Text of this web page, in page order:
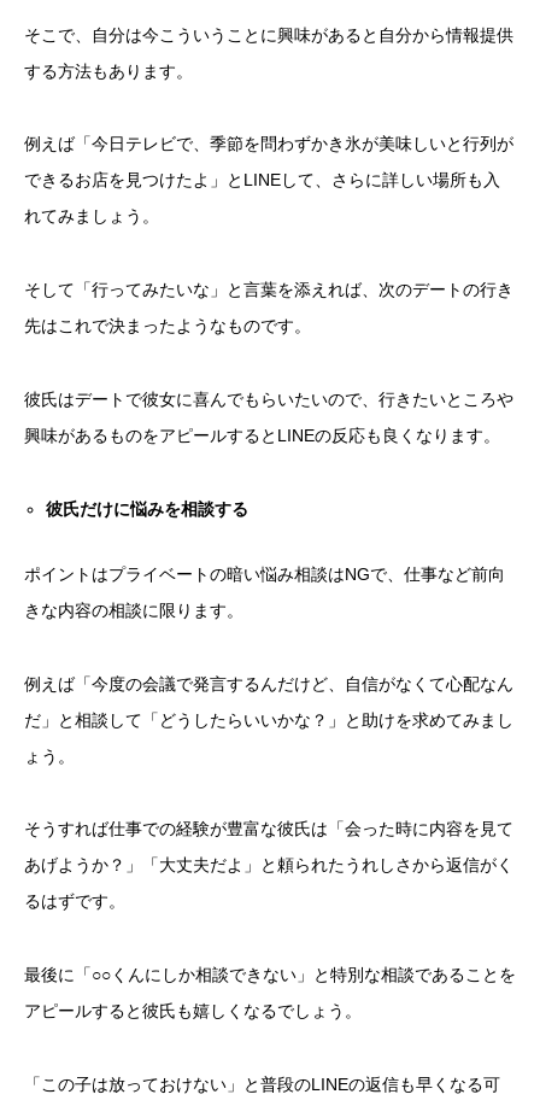
そこで、自分は今こういうことに興味があると自分から情報提供
する方法もあります。
例えば「今日テレビで、季節を問わずかき氷が美味しいと行列が
できるお店を見つけたよ」とLINEして、さらに詳しい場所も入
れてみましょう。
そして「行ってみたいな」と言葉を添えれば、次のデートの行き
先はこれで決まったようなものです。
彼氏はデートで彼女に喜んでもらいたいので、行きたいところや
興味があるものをアピールするとLINEの反応も良くなります。
彼氏だけに悩みを相談する
ポイントはプライベートの暗い悩み相談はNGで、仕事など前向
きな内容の相談に限ります。
例えば「今度の会議で発言するんだけど、自信がなくて心配なん
だ」と相談して「どうしたらいいかな？」と助けを求めてみまし
ょう。
そうすれば仕事での経験が豊富な彼氏は「会った時に内容を見て
あげようか？」「大丈夫だよ」と頼られたうれしさから返信がく
るはずです。
最後に「○○くんにしか相談できない」と特別な相談であることを
アピールすると彼氏も嬉しくなるでしょう。
「この子は放っておけない」と普段のLINEの返信も早くなる可